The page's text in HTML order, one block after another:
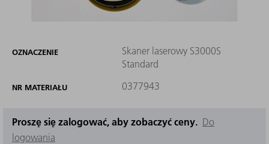
OZNACZENIE
Skaner laserowy S3000S
Standard
NR MATERIAŁU 0377943
Proszę się zalogować, aby zobaczyć ceny. Do
logowania